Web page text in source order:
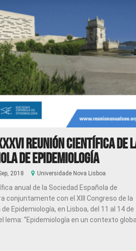
Reunión científica de
de Epidemiología
2018 Universidade Nova Lisboa
anual de la Sociedad Española de
conjuntamente con el XIII Congreso de la
Epidemiología, en Lisboa, del 11 al 14 de
lema: “Epidemiología en un contexto